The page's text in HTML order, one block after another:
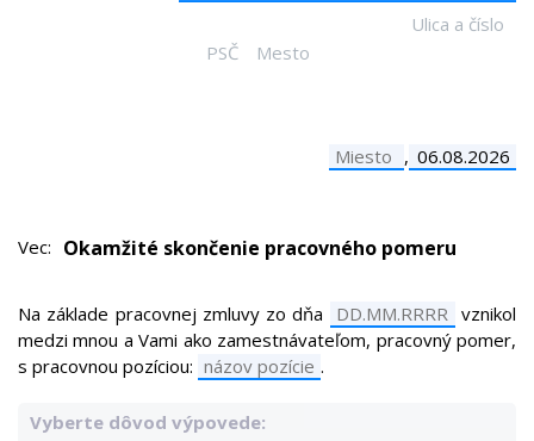
,
Vec: Okamžité skončenie pracovného pomeru
Na základe pracovnej zmluvy zo dňa
vznikol
medzi mnou a Vami ako zamestnávateľom, pracovný pomer,
s pracovnou pozíciou:
.
Vyberte dôvod výpovede: